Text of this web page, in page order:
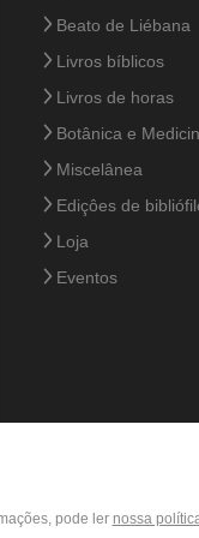
Beato de Liébana
Livros bíblicos
Livros de horas
Botânica e
Miscelânea
Ediçôes de
Loja
Eventos
pode ler nossa